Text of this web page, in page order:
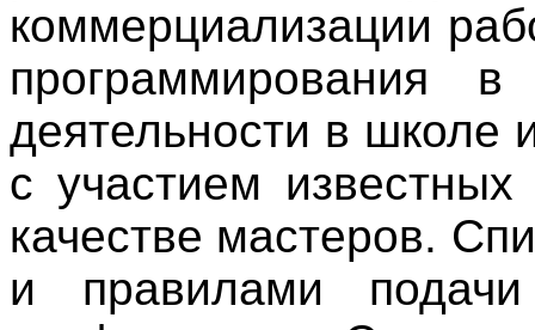
коммерциализации
программирования в
деятельности в школе
с участием известных
качестве мастеров.
и правилами